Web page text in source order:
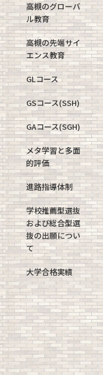
高槻のグローバ
ル教育
高槻の先端サイ
エンス教育
GLコース
GSコース(SSH)
GAコース(SGH)
メタ学習と多面
的評価
進路指導体制
学校推薦型選抜
および総合型選
抜の出願につい
て
大学合格実績